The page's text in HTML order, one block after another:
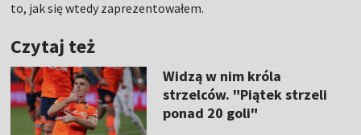
to, jak się wtedy zaprezentowałem.
Czytaj też
Widzą w nim króla
strzelców. "Piątek strzeli
ponad 20 goli"